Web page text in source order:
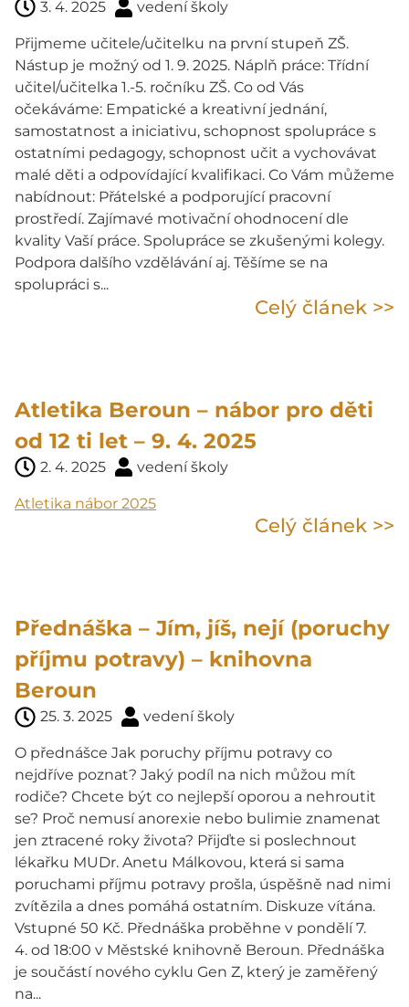
3. 4. 2025 vedení školy
Přijmeme učitele/učitelku na první stupeň ZŠ.
Nástup je možný od 1. 9. 2025. Náplň práce: Třídní
učitel/učitelka 1.-5. ročníku ZŠ. Co od Vás
očekáváme: Empatické a kreativní jednání,
samostatnost a iniciativu, schopnost spolupráce s
ostatními pedagogy, schopnost učit a vychovávat
malé děti a odpovídající kvalifikaci. Co Vám můžeme
nabídnout: Přátelské a podporující pracovní
prostředí. Zajímavé motivační ohodnocení dle
kvality Vaší práce. Spolupráce se zkušenými kolegy.
Podpora dalšího vzdělávání aj. Těšíme se na
spolupráci s...
Celý článek >>
Atletika Beroun – nábor pro děti
od 12 ti let – 9. 4. 2025
2. 4. 2025 vedení školy
Atletika nábor 2025
Celý článek >>
Přednáška – Jím, jíš, nejí (poruchy
příjmu potravy) – knihovna
Beroun
25. 3. 2025 vedení školy
O přednášce Jak poruchy příjmu potravy co
nejdříve poznat? Jaký podíl na nich můžou mít
rodiče? Chcete být co nejlepší oporou a nehroutit
se? Proč nemusí anorexie nebo bulimie znamenat
jen ztracené roky života? Přijďte si poslechnout
lékařku MUDr. Anetu Málkovou, která si sama
poruchami příjmu potravy prošla, úspěšně nad nimi
zvítězila a dnes pomáhá ostatním. Diskuze vítána.
Vstupné 50 Kč. Přednáška proběhne v pondělí 7.
4. od 18:00 v Městské knihovně Beroun. Přednáška
je součástí nového cyklu Gen Z, který je zaměřený
na...